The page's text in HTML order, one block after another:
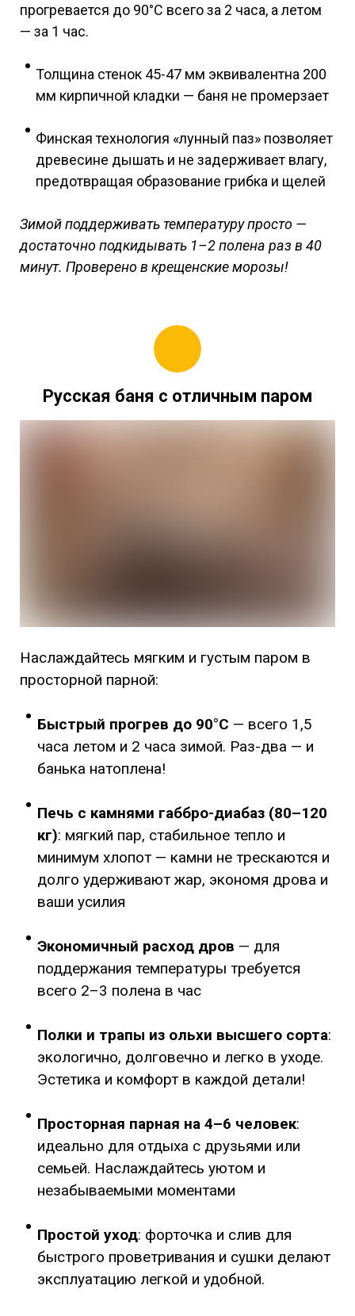
прогревается до 90°C всего за 2 часа, а летом
— за 1 час.
Толщина стенок 45-47 мм эквивалентна 200
мм кирпичной кладки — баня не промерзает
Финская технология «лунный паз» позволяет
древесине дышать и не задерживает влагу,
предотвращая образование грибка и щелей
Зимой поддерживать температуру просто —
достаточно подкидывать 1–2 полена раз в 40
минут. Проверено в крещенские морозы!
Русская баня с отличным паром
Наслаждайтесь мягким и густым паром в
просторной парной:
Быстрый прогрев до 90°C — всего 1,5
часа летом и 2 часа зимой. Раз-два — и
банька натоплена!
Печь с камнями габбро-диабаз (80–120
кг): мягкий пар, стабильное тепло и
минимум хлопот — камни не трескаются и
долго удерживают жар, экономя дрова и
ваши усилия
Экономичный расход дров — для
поддержания температуры требуется
всего 2–3 полена в час
Полки и трапы из ольхи высшего сорта:
экологично, долговечно и легко в уходе.
Эстетика и комфорт в каждой детали!
Просторная парная на 4–6 человек:
идеально для отдыха с друзьями или
семьей. Наслаждайтесь уютом и
незабываемыми моментами
Простой уход: форточка и слив для
быстрого проветривания и сушки делают
эксплуатацию легкой и удобной.